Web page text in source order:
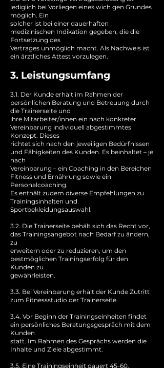
lediglich bei Vorliegen eines wich gen Grundes
möglich. Ein
solcher ist bei einer dauerhaften
medizinischen Indikation gegeben, die die
Fortsetzung des
Vertrages unmöglich macht. Als Nachweis ist
ein ärztliches Attest vorzulegen.
3. Leistungsumfang
3.1. Der Kunde erhält im Rahmen der
persönlichen Beratung und Betreuung durch
die Trainerseite und
ihre Mitarbeiter/innen ein nach konkreter
Vereinbarung individuell abgestimmtes
Konzept. Dieses
richtet sich nach den jeweiligen Bedürfnissen
und Fähigkeiten des Kunden. Es beinhaltet – je
nach
Vereinbarung – ein Coaching in den Bereichen
Fitness und Ernährung sowie ein
Personalcoaching.
Es enthält zudem diverse Empfehlungen zu
Trainingsinhalten und
Sportbekleidungsauswahl.
3.2. Die Trainerseite behält sich das Recht vor,
das Trainingsangebot nach Bedarf zu ändern,
zu
erweitern oder zu reduzieren, um den
bestmöglichen Trainingserfolg für den
Kunden zu
gewährleisten.
3.3. Bei Vereinbarung erhält der Kunde Zutritt
zum Fitnessstudio der Trainerseite.
3.4. Vor Beginn der Trainingseinheiten findet
ein persönliches Beratungsgespräch mit dem
Kunden
statt. Im Rahmen des Gesprächs werden die
Inhalte und Ziele abgestimmt.
3.5. Eine Trainingseinheit dauert 45-60.